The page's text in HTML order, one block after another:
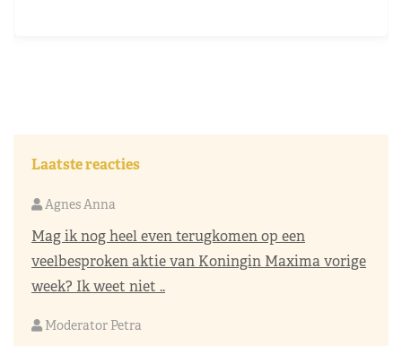
Laatste reacties
Agnes Anna
Mag ik nog heel even terugkomen op een
veelbesproken aktie van Koningin Maxima vorige
week? Ik weet niet ..
Moderator Petra